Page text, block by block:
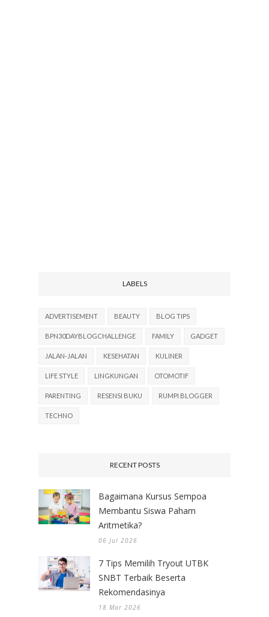
LABELS
ADVERTISEMENT BEAUTY BLOG TIPS
BPN30DAYBLOGCHALLENGE FAMILY GADGET
JALAN-JALAN KESEHATAN KULINER
LIFE STYLE LINGKUNGAN OTOMOTIF
PARENTING RESENSI BUKU RUMPI BLOGGER
TECHNO
RECENT POSTS
Bagaimana Kursus Sempoa
Membantu Siswa Paham
Aritmetika?
06 Jul 2026
7 Tips Memilih Tryout UTBK
SNBT Terbaik Beserta
Rekomendasinya
18 Mar 2026